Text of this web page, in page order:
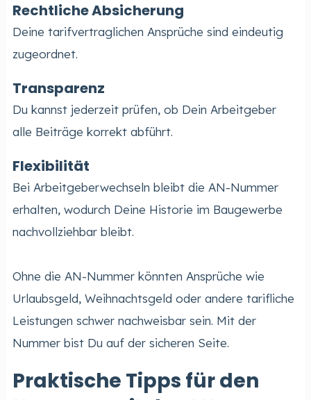
Rechtliche Absicherung
Deine tarifvertraglichen Ansprüche sind eindeutig
zugeordnet.
Transparenz
Du kannst jederzeit prüfen, ob Dein Arbeitgeber
alle Beiträge korrekt abführt.
Flexibilität
Bei Arbeitgeberwechseln bleibt die AN-Nummer
erhalten, wodurch Deine Historie im Baugewerbe
nachvollziehbar bleibt.
Ohne die AN-Nummer könnten Ansprüche wie
Urlaubsgeld, Weihnachtsgeld oder andere tarifliche
Leistungen schwer nachweisbar sein. Mit der
Nummer bist Du auf der sicheren Seite.
Praktische Tipps für den